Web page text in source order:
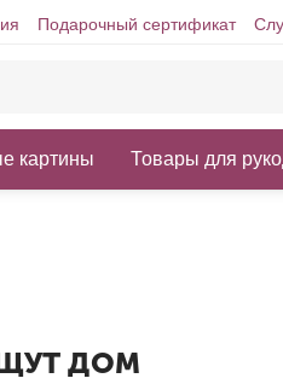
Подарочный сертификат
картины Товары для
ДОМ